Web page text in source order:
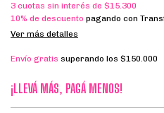
3 cuotas sin interés de $15.300
10% de descuento pagando con
Ver más detalles
Envío gratis superando los $150.000
¡LLEVÁ MÁS, PAGÁ MENOS!